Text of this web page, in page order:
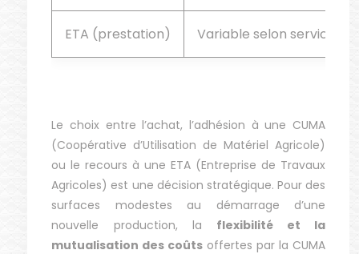
ETA (prestation) Variable selon service
Le choix entre l’achat, l’adhésion à une CUMA
(Coopérative d’Utilisation de Matériel Agricole)
ou le recours à une ETA (Entreprise de Travaux
Agricoles) est une décision stratégique. Pour des
surfaces modestes au démarrage d’une
nouvelle production, la flexibilité et la
mutualisation des coûts offertes par la CUMA